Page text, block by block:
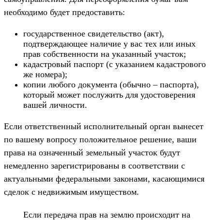
необходимо будет предоставить:
государственное свидетельство (акт),
подтверждающее наличие у вас тех или иных
прав собственности на указанный участок;
кадастровый паспорт (с указанием кадастрового
же номера);
копии любого документа (обычно – паспорта),
который может послужить для удостоверения
вашей личности.
Если ответственный исполнительный орган вынесет
по вашему вопросу положительное решение, ваши
права на означенный земельный участок будут
немедленно зарегистрированы в соответствии с
актуальными федеральными законами, касающимися
сделок с недвижимым имуществом.
Если передача прав на землю происходит на